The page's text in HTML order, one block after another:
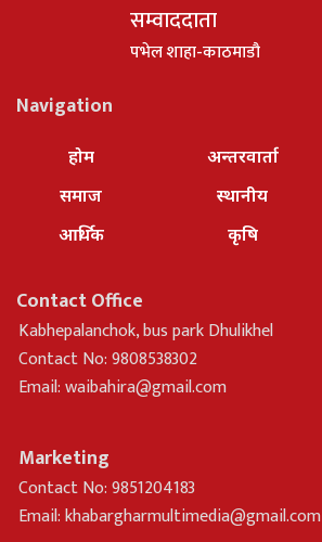
सम्वाददाता
पभेल शाहा-काठमाडौ
Navigation
होम
समाज
आर्थिक
अन्तरवार्ता
स्थानीय
कृषि
Contact Office
Kabhepalanchok, bus park Dhulikhel
Contact No: 9808538302
Email:waibahira@gmail.com
Marketing
Contact No: 9851204183
Email:khabargharmultimedia@gmail.com